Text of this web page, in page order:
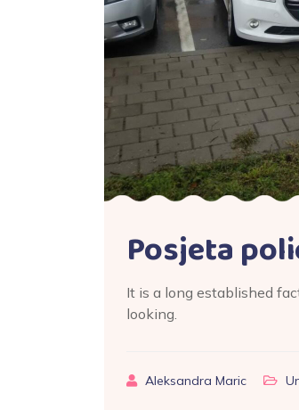
Posjeta
It is a long established
looking.
Aleksandra Maric